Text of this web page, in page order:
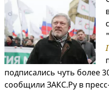
подписались чуть более
сообщили ЗАКС.Ру в